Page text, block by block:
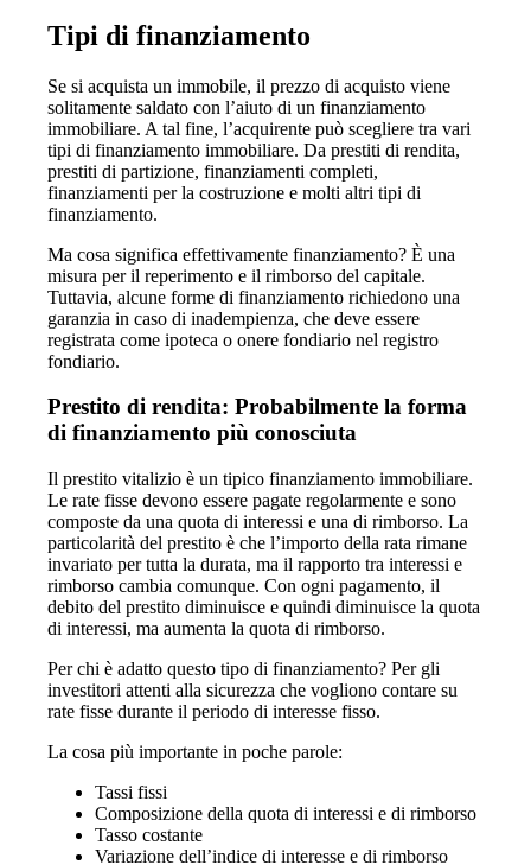
Tipi di finanziamento
Se si acquista un immobile, il prezzo di acquisto viene
solitamente saldato con l’aiuto di un finanziamento
immobiliare. A tal fine, l’acquirente può scegliere tra vari
tipi di finanziamento immobiliare. Da prestiti di rendita,
prestiti di partizione, finanziamenti completi,
finanziamenti per la costruzione e molti altri tipi di
finanziamento.
Ma cosa significa effettivamente finanziamento? È una
misura per il reperimento e il rimborso del capitale.
Tuttavia, alcune forme di finanziamento richiedono una
garanzia in caso di inadempienza, che deve essere
registrata come ipoteca o onere fondiario nel registro
fondiario.
Prestito di rendita: Probabilmente la forma
di finanziamento più conosciuta
Il prestito vitalizio è un tipico finanziamento immobiliare.
Le rate fisse devono essere pagate regolarmente e sono
composte da una quota di interessi e una di rimborso. La
particolarità del prestito è che l’importo della rata rimane
invariato per tutta la durata, ma il rapporto tra interessi e
rimborso cambia comunque. Con ogni pagamento, il
debito del prestito diminuisce e quindi diminuisce la quota
di interessi, ma aumenta la quota di rimborso.
Per chi è adatto questo tipo di finanziamento? Per gli
investitori attenti alla sicurezza che vogliono contare su
rate fisse durante il periodo di interesse fisso.
La cosa più importante in poche parole:
Tassi fissi
Composizione della quota di interessi e di rimborso
Tasso costante
Variazione dell’indice di interesse e di rimborso